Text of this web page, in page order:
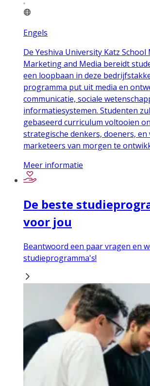
Engels
De Yeshiva University Katz School
Marketing and Media bereidt
een loopbaan in deze
programma put uit media en
communicatie, sociale
informatiesystemen. Studenten
gebaseerd curriculum voltooien
strategische denkers, doeners, en
marketeers van morgen te
Meer informatie
De beste
voor jou
Beantwoord een paar vragen en
studieprogramma's!